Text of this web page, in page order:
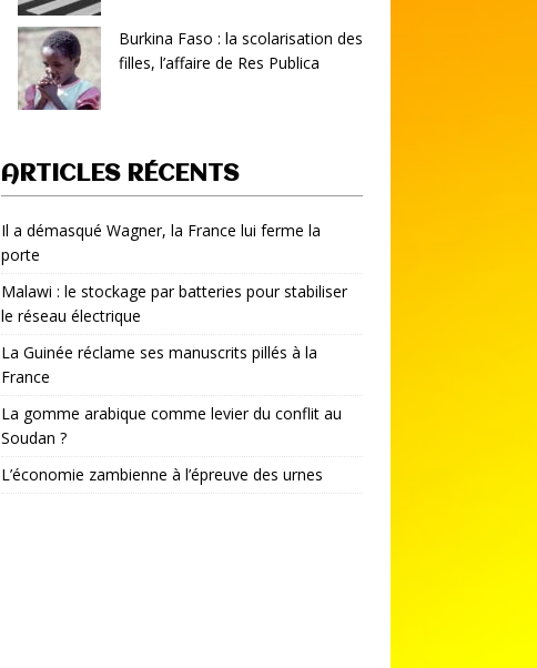
Burkina Faso : la scolarisation des
filles, l’affaire de Res Publica
ARTICLES RÉCENTS
Il a démasqué Wagner, la France lui ferme la
porte
Malawi : le stockage par batteries pour stabiliser
le réseau électrique
La Guinée réclame ses manuscrits pillés à la
France
La gomme arabique comme levier du conflit au
Soudan ?
L’économie zambienne à l’épreuve des urnes